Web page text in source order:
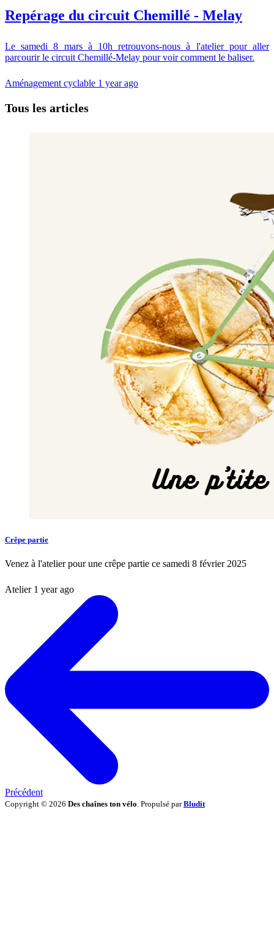
Repérage du circuit Chemillé - Melay
Le samedi 8 mars à 10h retrouvons-nous à l'atelier pour aller
parcourir le circuit Chemillé-Melay pour voir comment le baliser.
Aménagement cyclable 1 year ago
Tous les articles
Crêpe partie
Venez à l'atelier pour une crêpe partie ce samedi 8 février 2025
Atelier 1 year ago
Précédent
Copyright © 2026 Des chaînes ton vélo . Propulsé parBludit